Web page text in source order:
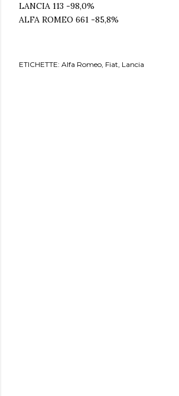
LANCIA 113 -98,0%
ALFA ROMEO 661 -85,8%
ETICHETTE: Alfa Romeo Fiat Lancia